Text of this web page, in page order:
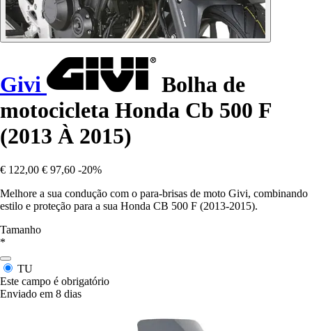
Givi
Bolha de
motocicleta Honda Cb 500 F
(2013 À 2015)
€ 122,00 € 97,60 -20%
Melhore a sua condução com o para-brisas de moto Givi, combinando
estilo e proteção para a sua Honda CB 500 F (2013-2015).
Tamanho
*
TU
Este campo é obrigatório
Enviado em 8 dias